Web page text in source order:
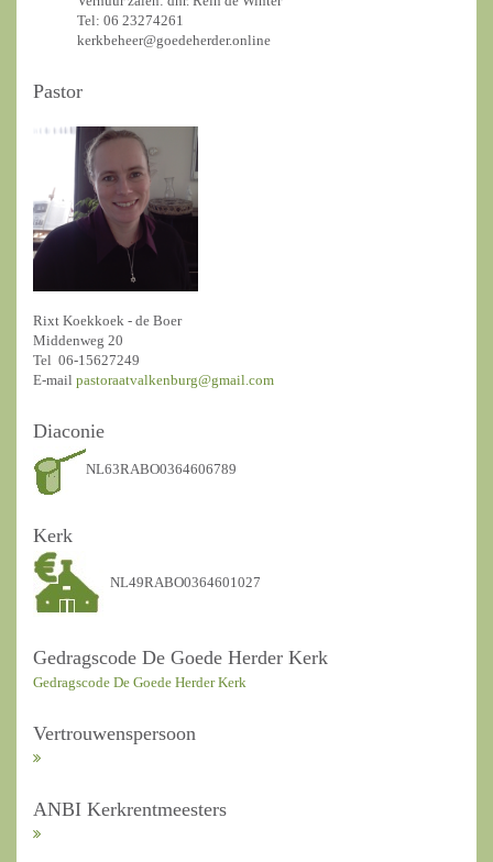
Tel: 06 23274261
kerkbeheer@goedeherder.online
Pastor
Rixt Koekkoek - de Boer
Middenweg 20
Tel 06-15627249
E-mail pastoraatvalkenburg@gmail.com
Diaconie
NL63RABO0364606789
Kerk
NL49RABO0364601027
Gedragscode De Goede Herder Kerk
Gedragscode De Goede Herder Kerk
Vertrouwenspersoon
ANBI Kerkrentmeesters